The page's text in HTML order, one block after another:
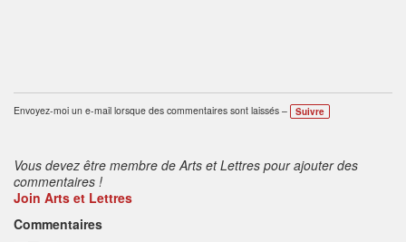
Envoyez-moi un e-mail lorsque des commentaires sont laissés – Suivre
Vous devez être membre de Arts et Lettres pour ajouter des
commentaires !
Join Arts et Lettres
Commentaires